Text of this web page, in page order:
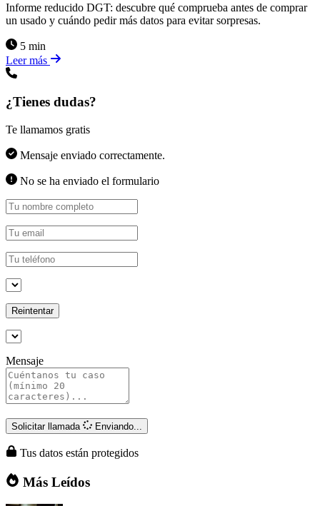
Informe reducido DGT: descubre qué comprueba antes de comprar
un usado y cuándo pedir más datos para evitar sorpresas.
5 min
Leer más
¿Tienes dudas?
Te llamamos gratis
Mensaje enviado correctamente.
No se ha enviado el formulario
Reintentar
Mensaje
Solicitar llamada Enviando...
Tus datos están protegidos
Más Leídos